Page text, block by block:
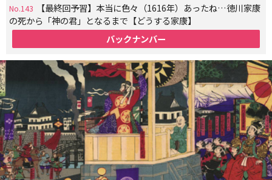
No.143
【最終回予習】本当に色々（1616年）あったね…徳川家康
の死から「神の君」となるまで【どうする家康】
バックナンバー